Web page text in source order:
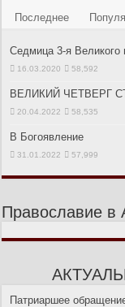
Последнее
Седмица 3-я Великого
16.03.2020 58,592
ВЕЛИКИЙ ЧЕТВЕРГ
20.04.2022 58,535
В Богоявление
31.01.2022 57,999
Православие в
Патриаршее